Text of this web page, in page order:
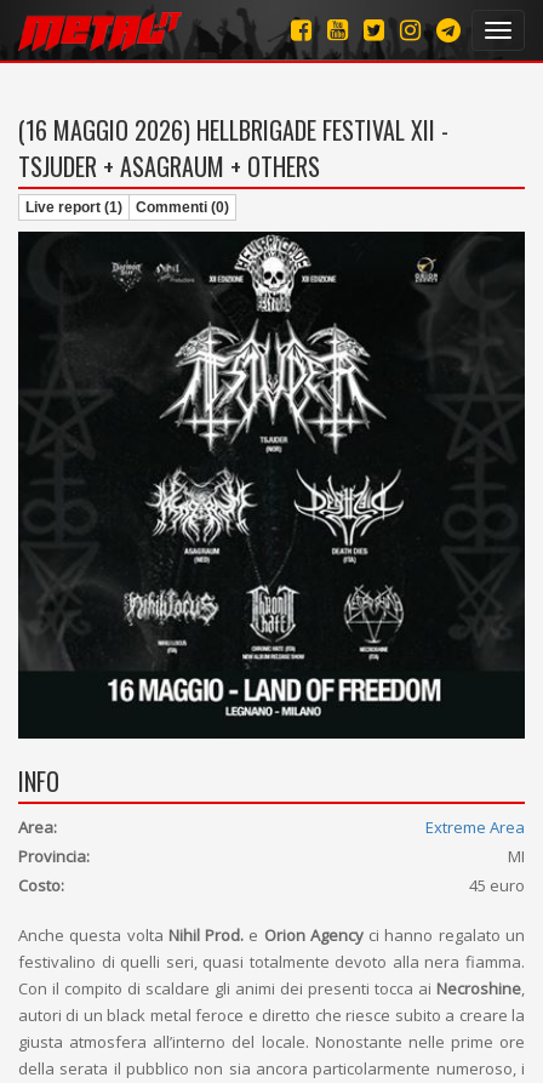
(16 MAGGIO 2026) HELLBRIGADE FESTIVAL XII -
TSJUDER + ASAGRAUM + OTHERS
Live report (1) Commenti (0)
INFO
Area:
Extreme Area
Provincia:
MI
Costo:
45 euro
Anche questa volta Nihil Prod. e Orion Agencyci hanno regalato un
festivalino di quelli seri, quasi totalmente devoto alla nera fiamma.
Con il compito di scaldare gli animi dei presenti tocca ai Necroshine,
autori di un black metal feroce e diretto che riesce subito a creare la
giusta atmosfera all’interno del locale. Nonostante nelle prime ore
della serata il pubblico non sia ancora particolarmente numeroso, i